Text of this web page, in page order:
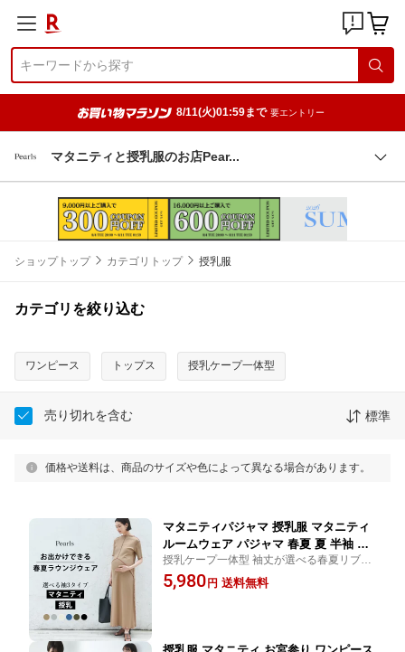
8/11(火)01:59まで 要エントリー
マタニティと授乳服のお店Pear
ショップトップ カテゴリトップ 授乳服
カテゴリを絞り込む
ワンピース トップス 授乳ケープ一体型
売り切れを含む 標準
価格や送料は、商品のサイズや色によって異なる場合があります。
マタニティパジャマ 授乳服 マタニティ
ルームウェア パジャマ 春夏 夏 半袖 フ
レンチ 長袖 マキシ ワンピース 授乳口
部屋着 入院 ワンマイル リブ ロング 授
授乳ケープ一体型 袖丈が選べる春夏リブ素
材のマキシ丈ラウンジワンピース
5,980円 送料無料